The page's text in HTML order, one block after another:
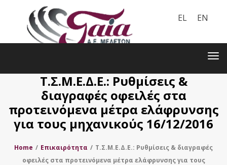
EL EN
Τ.Σ.Μ.Ε.Δ.Ε.: Ρυθμίσεις &
διαγραφές οφειλές στα
προτεινόμενα μέτρα ελάφρυνσης
για τους μηχανικούς 16/12/2016
Home / Επικαιρότητα / Τ.Σ.Μ.Ε.Δ.Ε.: Ρυθμίσεις & διαγραφές
οφειλές στα προτεινόμενα μέτρα ελάφρυνσης για τους